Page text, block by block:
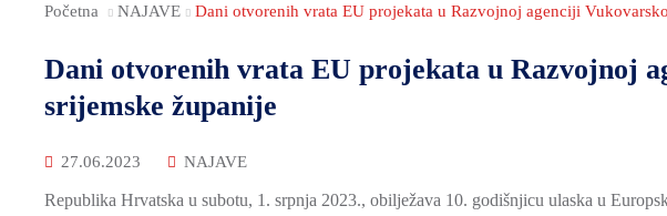
Početna NAJAVE Dani otvorenih vrata EU projekata u Razvojnoj agenciji
Dani otvorenih vrata EU projekata u Razvojnoj
srijemske županije
27.06.2023 NAJAVE
Republika Hrvatska u subotu, 1. srpnja 2023., obilježava 10. godišnjicu ulaska u